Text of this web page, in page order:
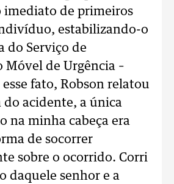
de primeiros
estabilizando-o
do Serviço de
de Urgência –
esse fato, Robson relatou
do acidente, a única
na minha cabeça era
de socorrer
sobre o ocorrido. Corri
daquele senhor e a